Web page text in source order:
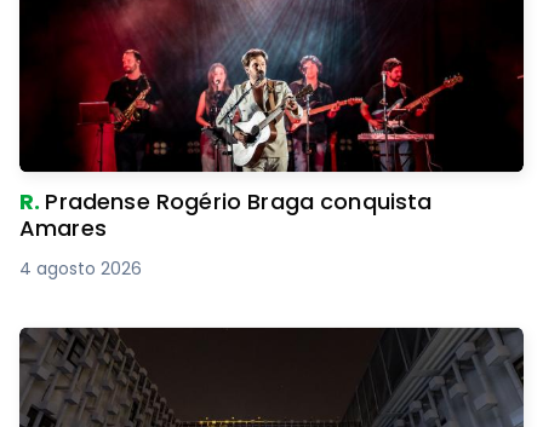
R. Pradense Rogério Braga conquista
Amares
4 agosto 2026